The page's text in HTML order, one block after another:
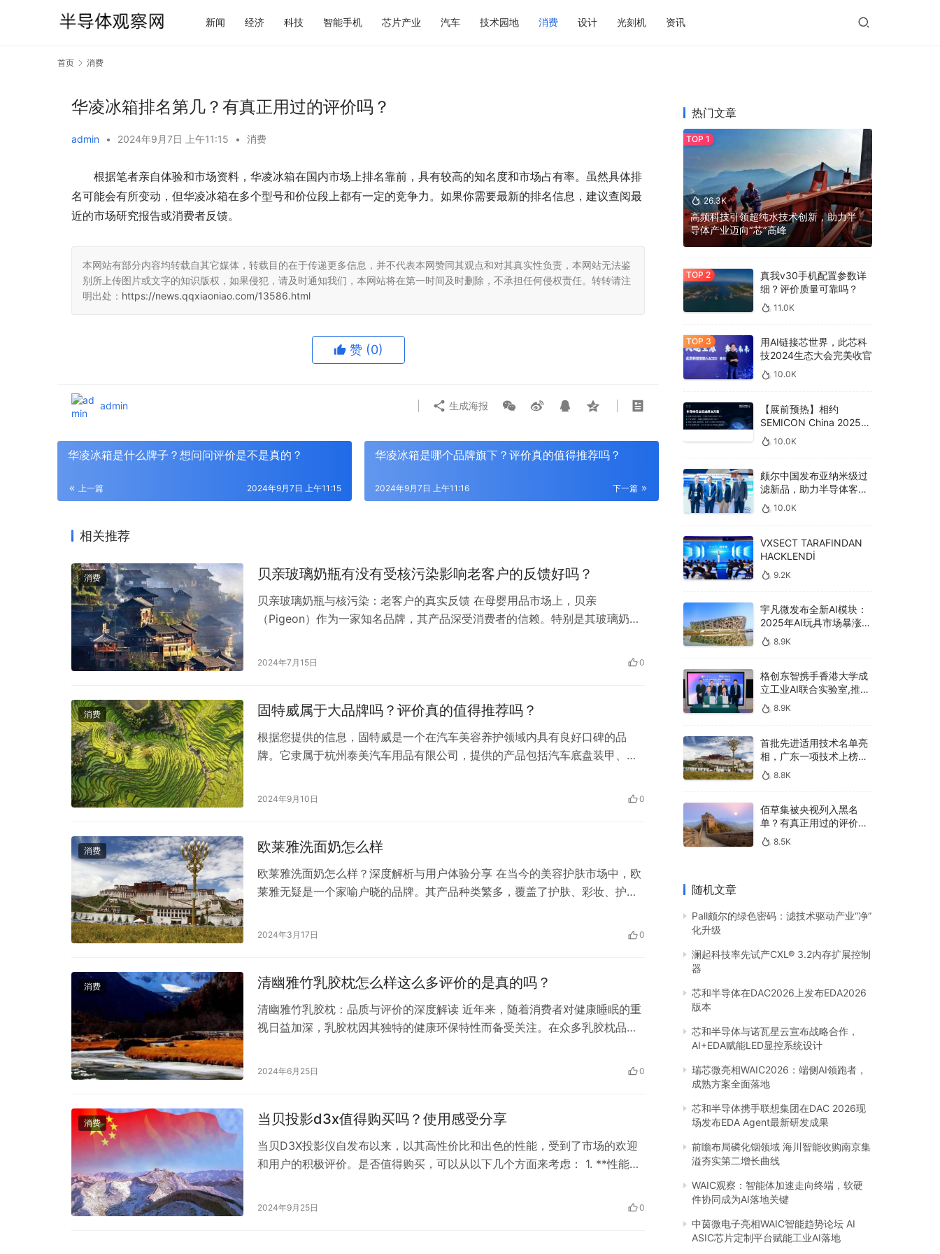
新闻 经济 科技 智能手机 芯片产业 汽车 技术园地 消费 设计 光刻机 资讯
首页 消费
华凌冰箱排名第几？有真正用过的评价吗？
admin • 2024年9月7日 上午11:15 • 消费
根据笔者亲自体验和市场资料，华凌冰箱在国内市场上排名靠前，具有较高的知名度和市场占有率。虽然具体排
名可能会有所变动，但华凌冰箱在多个型号和价位段上都有一定的竞争力。如果你需要最新的排名信息，建议查阅最
近的市场研究报告或消费者反馈。
本网站有部分内容均转载自其它媒体，转载目的在于传递更多信息，并不代表本网赞同其观点和对其真实性负责，本网站无法鉴
别所上传图片或文字的知识版权，如果侵犯，请及时通知我们，本网站将在第一时间及时删除，不承担任何侵权责任。转转请注
明出处： https://news.qqxiaoniao.com/13586.html
赞 (0)
admin 生成海报
华凌冰箱是什么牌子？想问问评价是不是真的？
上一篇 2024年9月7日 上午11:15
华凌冰箱是哪个品牌旗下？评价真的值得推荐吗？
下一篇
2024年9月7日 上午11:16
相关推荐
消费 贝亲玻璃奶瓶有没有受核污染影响老客户的反馈好吗？
贝亲玻璃奶瓶与核污染：老客户的真实反馈 在母婴用品市场上，贝亲
（Pigeon）作为一家知名品牌，其产品深受消费者的信赖。特别是其玻璃奶
来，随着核污染问题的日益严重，许多家长开始担心，贝亲玻璃奶瓶是否会受
2024年7月15日 0
消费 固特威属于大品牌吗？评价真的值得推荐吗？
根据您提供的信息，固特威是一个在汽车美容养护领域内具有良好口碑的品
牌。它隶属于杭州泰美汽车用品有限公司，提供的产品包括汽车底盘装甲、空
2024年9月10日 0
消费 欧莱雅洗面奶怎么样
欧莱雅洗面奶怎么样？深度解析与用户体验分享 在当今的美容护肤市场中，欧
莱雅无疑是一个家喻户晓的品牌。其产品种类繁多，覆盖了护肤、彩妆、护发
注。那么，欧莱雅洗面奶到底怎么样呢？本文将从产品特点、用户体验、成分
2024年3月17日 0
消费 清幽雅竹乳胶枕怎么样这么多评价的是真的吗？
清幽雅竹乳胶枕：品质与评价的深度解读 近年来，随着消费者对健康睡眠的重
视日益加深，乳胶枕因其独特的健康环保特性而备受关注。在众多乳胶枕品牌
面对众多的正面评价，我们不禁要问：清幽雅竹乳胶枕真的如此出色吗？这些
2024年6月25日 0
消费 当贝投影d3x值得购买吗？使用感受分享
当贝D3X投影仪自发布以来，以其高性价比和出色的性能，受到了市场的欢迎
和用户的积极评价。是否值得购买，可以从以下几个方面来考虑： 1. **性能与
以及新一代欧司朗LED光源，确保了画面的清晰度和色彩的鲜艳度。其硬件配
2024年9月25日 0
热门文章
26.3K
高频科技引领超纯水技术创新，助力半
导体产业迈向“芯”高峰
真我v30手机配置参数详
细？评价质量可靠吗？
11.0K
用AI链接芯世界，此芯科
技2024生态大会完美收官
10.0K
【展前预热】相约
SEMICON China 2025，
德克威尔总线解决方案革
新助力半导体设备高效升
10.0K
颇尔中国发布亚纳米级过
滤新品，助力半导体客户
良率提升
10.0K
VXSECT TARAFINDAN
HACKLENDİ
9.2K
宇凡微发布全新AI模块：
2025年AI玩具市场暴涨
400亿，90%传统厂商的
生死战即将打响
8.9K
格创东智携手香港大学成
立工业AI联合实验室,推进
AMHS智能物料搬运调度
系统研发
8.9K
首批先进适用技术名单亮
相，广东一项技术上榜，
有何独特之处？
8.8K
佰草集被央视列入黑名
单？有真正用过的评价
吗？8.5K
随机文章
Pall颇尔的绿色密码：滤技术驱动产业“净”
化升级
澜起科技率先试产CXL® 3.2内存扩展控制
器
芯和半导体在DAC2026上发布EDA2026
版本
芯和半导体与诺瓦星云宣布战略合作，
AI+EDA赋能LED显控系统设计
瑞芯微亮相WAIC2026：端侧AI领跑者，
成熟方案全面落地
芯和半导体携手联想集团在DAC 2026现
场发布EDA Agent最新研发成果
前瞻布局磷化铟领域 海川智能收购南京集
溢夯实第二增长曲线
WAIC观察：智能体加速走向终端，软硬
件协同成为AI落地关键
中茵微电子亮相WAIC智能趋势论坛 AI
ASIC芯片定制平台赋能工业AI落地